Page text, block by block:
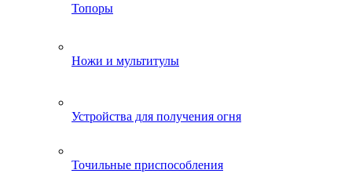
Топоры
Ножи и мультитулы
Устройства для получения огня
Точильные приспособления